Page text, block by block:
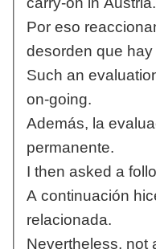
Por eso
desorden que hay
Such an
on-going.
Además, la
permanente.
I then asked a
A continuación
relacionada.
Nevertheless, not